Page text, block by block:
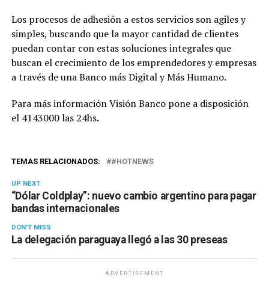
Los procesos de adhesión a estos servicios son agiles y
simples, buscando que la mayor cantidad de clientes
puedan contar con estas soluciones integrales que
buscan el crecimiento de los emprendedores y empresas
a través de una Banco más Digital y Más Humano.
Para más información Visión Banco pone a disposición
el 4143000 las 24hs.
TEMAS RELACIONADOS: #HOTNEWS
UP NEXT
“Dólar Coldplay”: nuevo cambio argentino para pagar
bandas internacionales
DON'T MISS
La delegación paraguaya llegó a las 30 preseas
ADVERTISEMENT